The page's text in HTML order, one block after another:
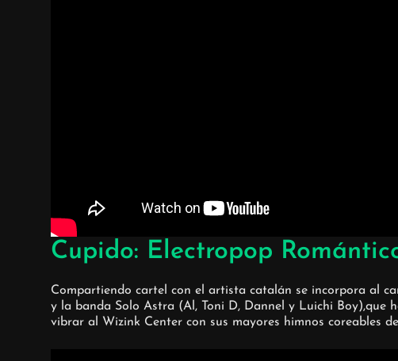
Cupido: Electropop
Compartiendo cartel con el artista catalán se incorpora al
y la banda Solo Astra (Al, Toni D, Dannel y Luichi Boy),que
vibrar al Wizink Center con sus mayores himnos coreables